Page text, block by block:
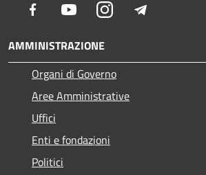
Facebook YoutubeInstagram
AMMINISTRAZIONE
Organi di Governo
Aree Amministrative
Uffici
Enti e fondazioni
Politici